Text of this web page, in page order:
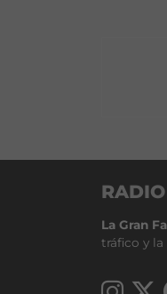
La Gran
tráfico y